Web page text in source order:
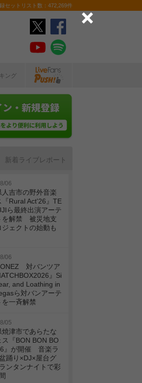
ットリスト数：472,269件
ング
新着ライブレポート
06
人吉市の野外音楽
『Rural Act'26』TE
ら最終出演アーテ
を解禁 被災地支
ジェクトの始動も
06
対バンツア
』Si
and Loathing in
ら対バンアーテ
を一斉解禁
05
焼津市であらたな
ス『BON BON BO
』が開催 音楽ラ
踊り×DJ×屋台グ
ンタンナイトで彩